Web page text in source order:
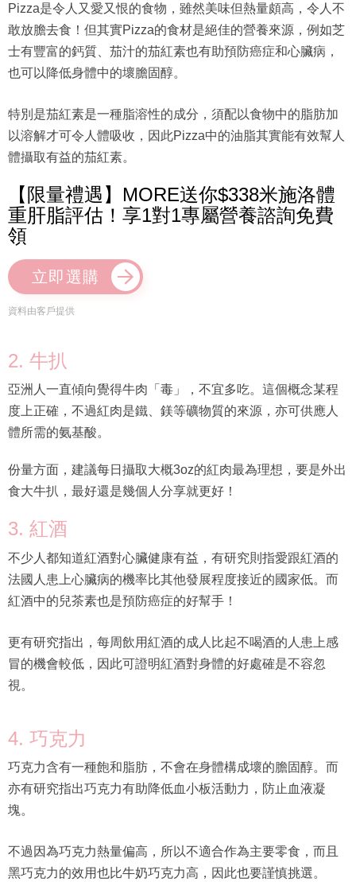
敢放膽去食！但其實Pizza的食材是絕佳的營養來源，例如芝
士有豐富的鈣質、茄汁的茄紅素也有助預防癌症和心臟病，
也可以降低身體中的壞膽固醇。
以溶解才可令人體吸收，因此Pizza中的油脂其實能有效幫人
體攝取有益的茄紅素。
重肝脂評估！享1對1專屬營養諮詢免費
領
立即選購
資料由客戶提供
亞洲人一直傾向覺得牛肉「毒」，不宜多吃。這個概念某程
體所需的氨基酸。
份量方面，建議每日攝取大概3oz的紅肉最為理想，要是外出
3. 紅酒
不少人都知道紅酒對心臟健康有益，有研究則指愛跟紅酒的
紅酒中的兒茶素也是預防癌症的好幫手！
更有研究指出，每周飲用紅酒的成人比起不喝酒的人患上感
視。
巧克力含有一種飽和脂肪，不會在身體構成壞的膽固醇。而
亦有研究指出巧克力有助降低血小板活動力，防止血液凝
塊。
不過因為巧克力熱量偏高，所以不適合作為主要零食，而且